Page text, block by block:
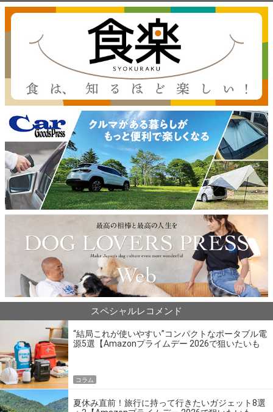
スペシャルレコメンド
“結局これが使いやすい”コンパクトなポータブル電
源5選【Amazonプライムデー 2026で狙いたいも
コラム
夏休み直前！旅行に持って行きたいガジェット8選